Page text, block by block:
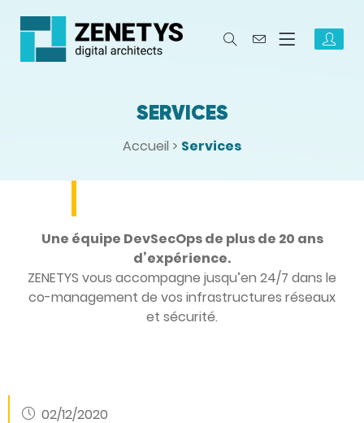
SERVICES
Accueil > Services
Une équipe DevSecOps de plus de 20 ans
d’expérience.
ZENETYS vous accompagne jusqu’en 24/7 dans le
co-management de vos infrastructures réseaux
et sécurité.
02/12/2020